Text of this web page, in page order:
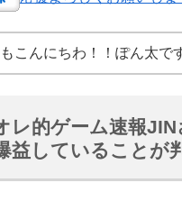
こんにちわ！！ぽん太で
レ的ゲーム速報JIN
益していることが